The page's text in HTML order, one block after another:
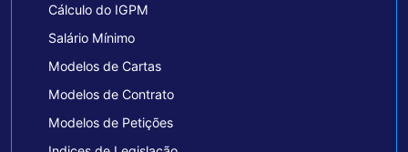
Cálculo do IGPM
Salário Mínimo
Modelos de Cartas
Modelos de Contrato
Modelos de Petições